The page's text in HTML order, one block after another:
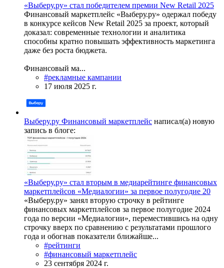
«Выберу.ру» стал победителем премии New Retail 2025
Финансовый маркетплейс «Выберу.ру» одержал победу
в конкурсе кейсов New Retail 2025 за проект, который
доказал: современные технологии и аналитика
способны кратно повышать эффективность маркетинга
даже без роста бюджета.
Финансовый ма...
#рекламные кампании
17 июля 2025 г.
Выберу.ру Финансовый маркетплейс написал(а) новую
запись в блоге:
«Выберу.ру» стал вторым в медиарейтинге финансовых
маркетплейсов «Медиалогии» за первое полугодие 20
«Выберу.ру» занял вторую строчку в рейтинге
финансовых маркетплейсов за первое полугодие 2024
года по версии «Медиалогии», переместившись на одну
строчку вверх по сравнению с результатами прошлого
года и обогнав показатели ближайше...
#рейтинги
#финансовый маркетплейс
23 сентября 2024 г.